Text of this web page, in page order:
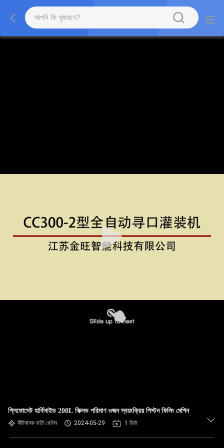
গ্লিফোসেট হার্বিসাইড 200L ফিক্সড পরিমাণ ওজন স্বয়ংক্রিয় পিস্টন ফিলিং মেশিন
কীটনাশক ভর্তি মেশিন 2024-05-29 1 ভিউ